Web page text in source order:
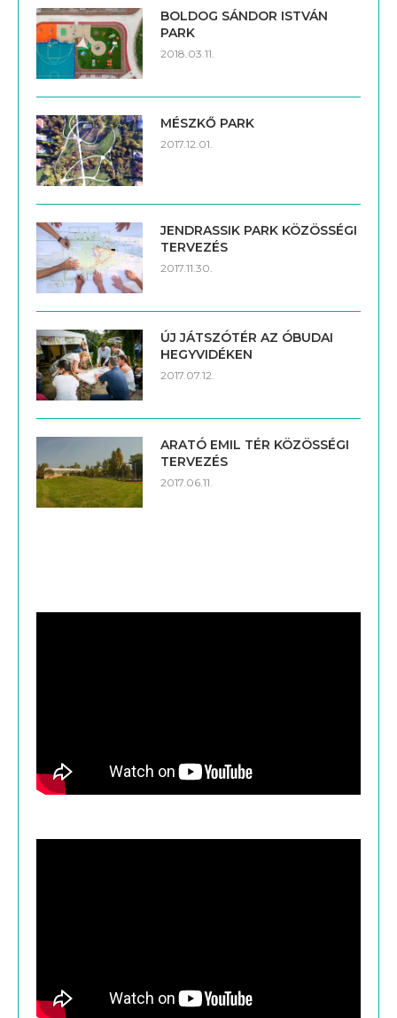
BOLDOG SÁNDOR ISTVÁN
PARK
2018.03.11.
MÉSZKŐ PARK
2017.12.01.
JENDRASSIK PARK KÖZÖSSÉGI
TERVEZÉS
2017.11.30.
ÚJ JÁTSZÓTÉR AZ ÓBUDAI
HEGYVIDÉKEN
2017.07.12.
ARATÓ EMIL TÉR KÖZÖSSÉGI
TERVEZÉS
2017.06.11.